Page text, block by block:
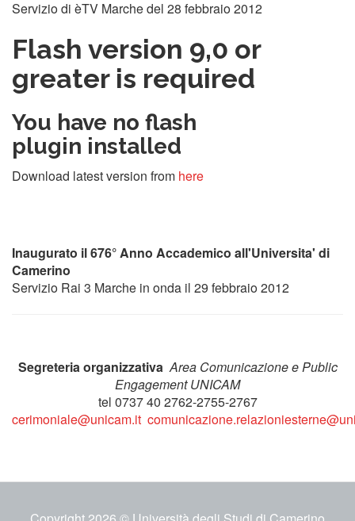
Servizio di èTV Marche del 28 febbraio 2012
Flash version 9,0 or
greater is required
You have no flash
plugin installed
Download latest version from here
Inaugurato il 676° Anno Accademico all'Universita' di
Camerino
Servizio Rai 3 Marche in onda il 29 febbraio 2012
Segreteria organizzativaArea Comunicazione e Public
Engagement UNICAM
tel 0737 40 2762-2755-2767
cerimoniale@unicam.it